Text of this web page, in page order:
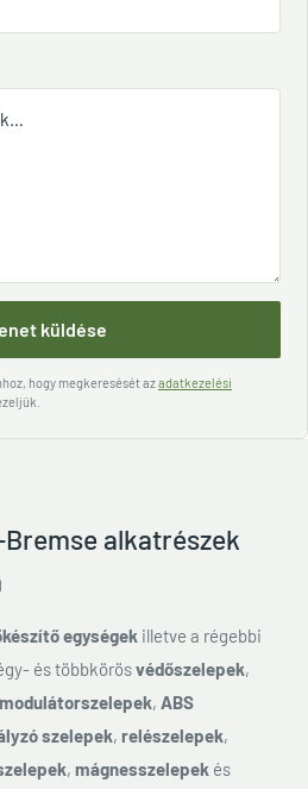
küldése
hogy megkeresését azadatkezelési
alkatrészek
egységek illetve a régebbi
és többkörösvédőszelepek,
modulátorszelepek, ABS
szelepek, relészelepek,
, mágnesszelepek és